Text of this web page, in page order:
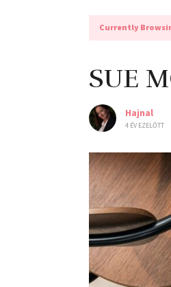
Currently
SUE
Hajnal
4 ÉV EZELŐTT